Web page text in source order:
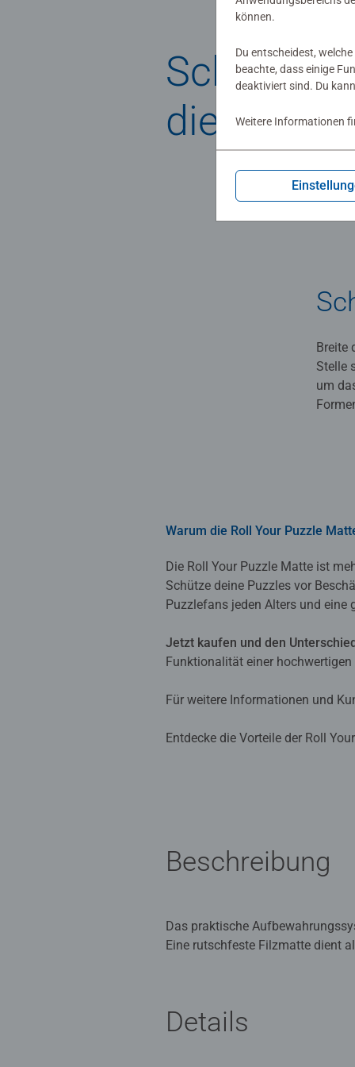
Schritt-
die Roll
Breite
Stelle
um
Warum die Roll Your Puzzle
Die Roll Your Puzzle Matte ist
Schütze deine Puzzles vor
Puzzlefans jeden Alters und eine
Jetzt kaufen und den
Funktionalität einer
Für weitere Informationen und
Entdecke die Vorteile der Roll
Beschreibung
Das praktische
Eine rutschfeste Filzmatte dient
Ravensburger Puzzles
Details
können.
Du entscheidest,
beachte, dass einige
deaktiviert sind. Du
Weitere Informationen